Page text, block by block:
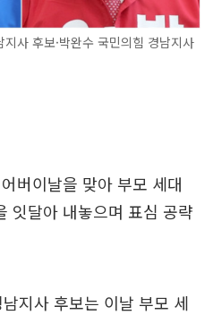
사 후보·박완수 국민의힘 경남지사
버이날을 맞아 부모 세대
잇달아 내놓으며 표심 공략
지사 후보는 이날 부모 세